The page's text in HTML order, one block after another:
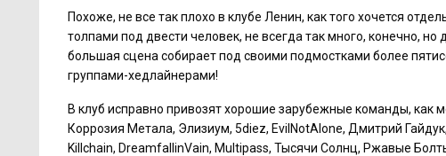
Похоже, не все так плохо в клубе Ленин, как того хочется
толпами под двести человек, не всегда так много, конечно,
большая сцена собирает под своими подмостками более
группами-хедлайнерами!
В клуб исправно привозят хорошие зарубежные команды, как
Коррозия Метала, Элизиум, 5diez, EvilNotAlone, Дмитрий
Killchain, DreamfallinVain, Multipass, Тысячи Солнц, Ржавые